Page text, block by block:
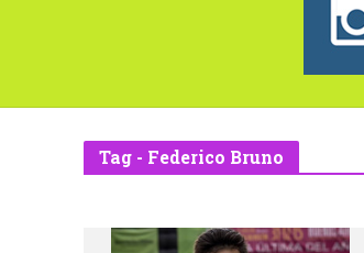
Tag - Federico Bruno